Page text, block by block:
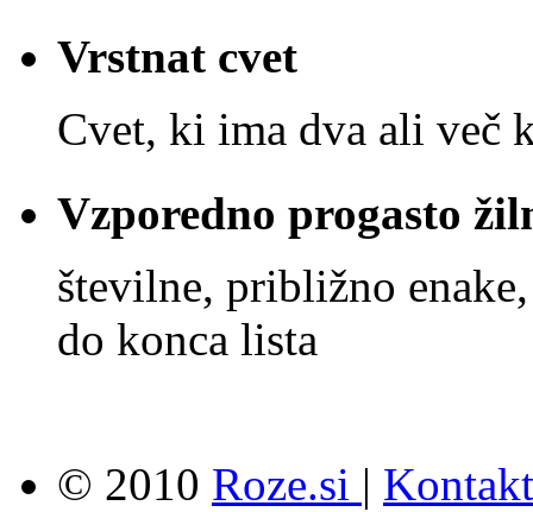
Vrstnat cvet
Cvet, ki ima dva ali več
Vzporedno progasto
številne, približno
do konca lista
© 2010 Roze.si | Kontakt